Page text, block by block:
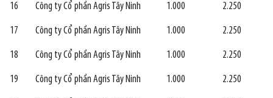
16 Công ty Cổ phần Agris Tây Ninh 1.000 2.250
17 Công ty Cổ phần Agris Tây Ninh 1.000 2.250
18 Công ty Cổ phần Agris Tây Ninh 1.000 2.250
19 Công ty Cổ phần Agris Tây Ninh 1.000 2.250